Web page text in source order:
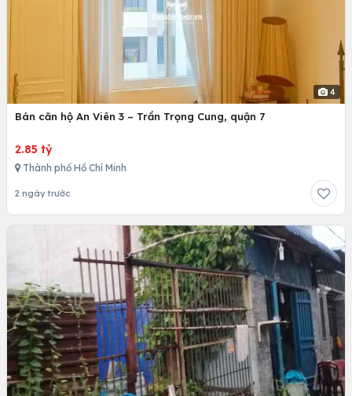
4
Bán căn hộ An Viên 3 – Trần Trọng Cung, quận 7
2.85 tỷ
Thành phố Hồ Chí Minh
2 ngày trước